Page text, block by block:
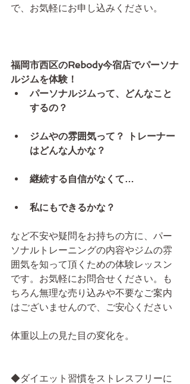
で、お気軽にお申し込みください。
福岡市西区のRebody今宿店でパーソナ
ルジムを体験！
パーソナルジムって、どんなこと
するの？
ジムやの雰囲気って？ トレーナー
はどんな人かな？
継続する自信がなくて…
私にもできるかな？
など不安や疑問をお持ちの方に、パー
ソナルトレーニングの内容やジムの雰
囲気を知って頂くための体験レッスン
です。お気軽にお問合せください。も
ちろん無理な売り込みや不要なご案内
はございませんので、ご安心ください
体重以上の見た目の変化を。
◆ダイエット習慣をストレスフリーに